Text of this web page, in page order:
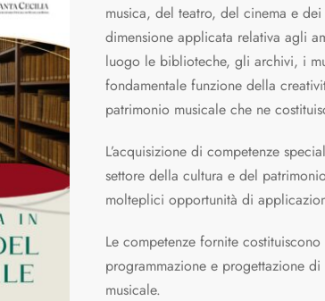
musica, del teatro, del cinema e
dimensione applicata relativa agli
luogo le biblioteche, gli archivi, i
fondamentale funzione della
patrimonio musicale che ne
L’acquisizione di competenze
settore della cultura e del
molteplici opportunità di
Le competenze fornite
programmazione e progettazione
musicale.